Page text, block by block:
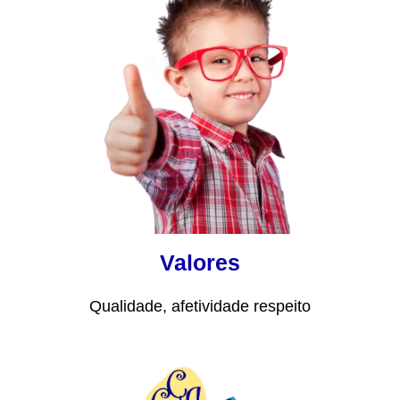
Valores
Qualidade, afetividade respeito